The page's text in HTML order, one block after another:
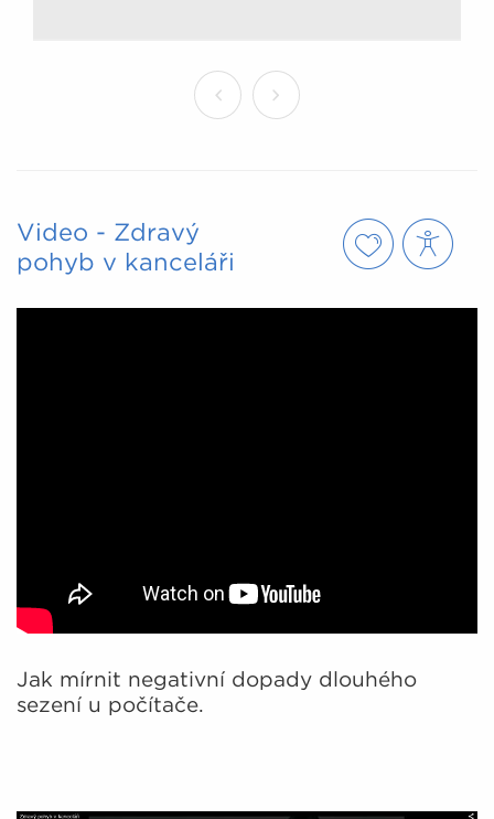
Video - Zdravý
pohyb v kanceláři
Jak mírnit negativní dopady dlouhého
sezení u počítače.